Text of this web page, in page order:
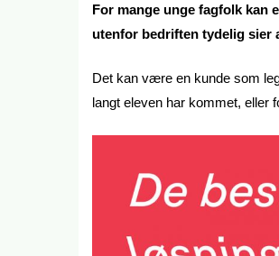
For mange unge fagfolk kan
utenfor bedriften tydelig sier
Det kan være en kunde som
langt eleven har kommet, eller